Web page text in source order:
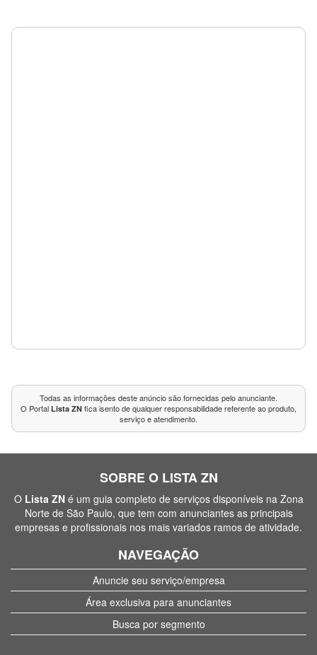
Todas as informações deste anúncio são fornecidas pelo anunciante.
O Portal Lista ZN fica isento de qualquer responsabilidade referente ao produto,
serviço e atendimento.
SOBRE O LISTA ZN
O Lista ZNé um guia completo de serviços disponíveis na Zona
Norte de São Paulo, que tem com anunciantes as principais
empresas e profissionais nos mais variados ramos de atividade.
NAVEGAÇÃO
Anuncie seu serviço/empresa
Área exclusiva para anunciantes
Busca por segmento